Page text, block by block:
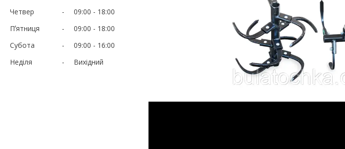
Четвер
09:00
18:00
Пʼятниця
09:00
18:00
Субота
09:00
16:00
Неділя
Вихідний